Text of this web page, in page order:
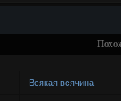
Всякая всячина